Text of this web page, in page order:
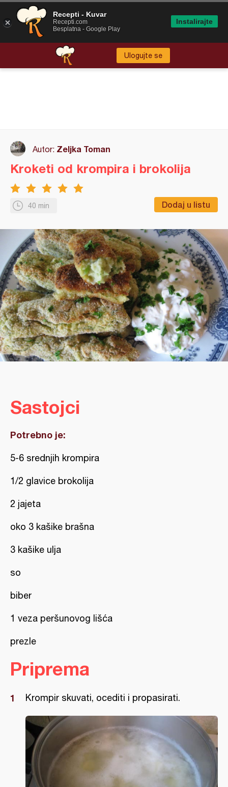
Ulogujte se
Autor: Zeljka Toman
40 min Dodaj u listu
Kroketi od krompira i brokolija
Sastojci
Potrebno je:
5-6 srednjih krompira
1/2 glavice brokolija
2 jajeta
oko 3 kašike brašna
3 kašike ulja
so
biber
1 veza peršunovog lišća
prezle
Priprema
Krompir skuvati, ocediti i propasirati.
Recepti - Kuvar
Recepti.com
Besplatna - Google Play
Instalirajte